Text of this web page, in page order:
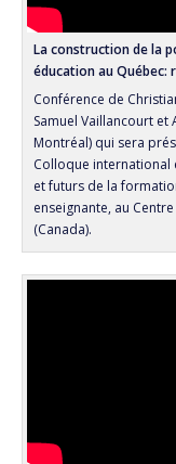
La construction de la
éducation au
Conférence de
Samuel Vaillancourt et
Montréal) qui sera
Colloque international
et futurs de la
enseignante, au
(Canada).